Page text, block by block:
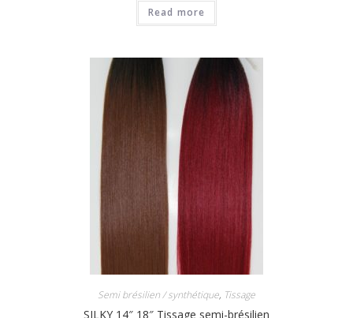
Read more
Semi brésilien / synthétique, Tissage
SILKY 14″ 18″ Tissage semi-brésilien